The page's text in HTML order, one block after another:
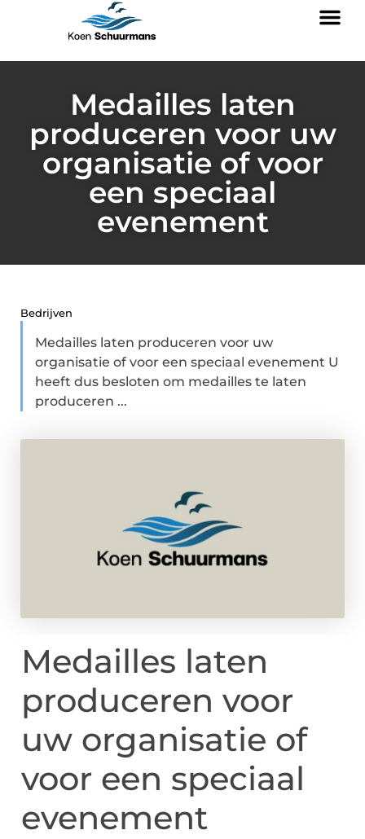
Medailles laten
produceren voor uw
organisatie of voor
een speciaal
evenement
Bedrijven
Medailles laten produceren voor uw
organisatie of voor een speciaal evenement U
heeft dus besloten om medailles te laten
produceren ...
Medailles laten
produceren voor
uw organisatie of
voor een speciaal
evenement